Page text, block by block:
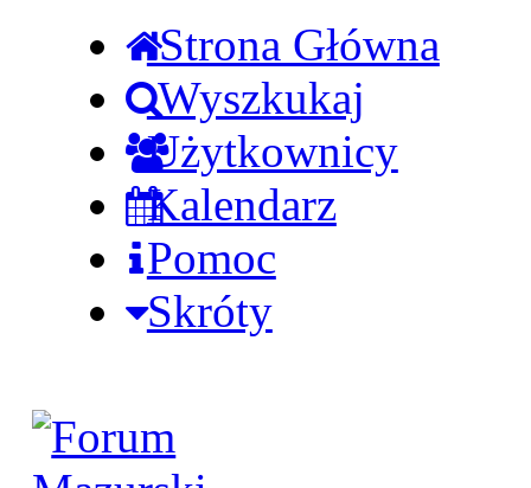
Strona Główna
Wyszkukaj
Użytkownicy
Kalendarz
Pomoc
Skróty